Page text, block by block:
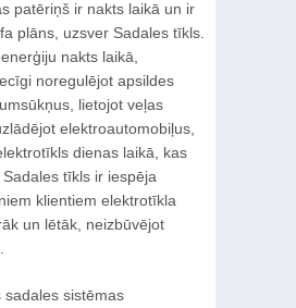
patēriņš ir nakts laikā un ir
plāns, uzsver Sadales tīkls.
nakts laikā,
noregulējot apsildes
lietojot veļas
elektroautomobiļus,
dienas laikā, kas
tīkls ir iespēja
klientiem elektrotīkla
un lētāk, neizbūvējot
sadales sistēmas